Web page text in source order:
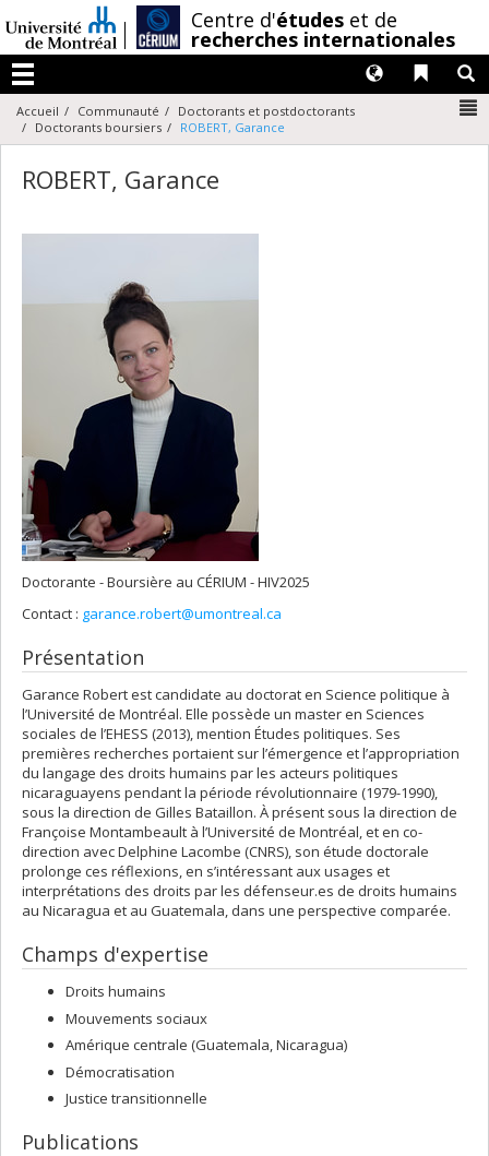
au
contenu
Centre d'études et de
recherches internationales
Menu
Liens
Langues
Accueil Communauté
Doctorants et postdoctorants
Doctorants boursiers
ROBERT, Garance
ROBERT, Garance
Doctorante - Boursière au CÉRIUM - HIV2025
Contact : garance.robert@umontreal.ca
Présentation
Garance Robert est candidate au doctorat en Science politique à
l’Université de Montréal. Elle possède un master en Sciences
sociales de l’EHESS (2013), mention Études politiques. Ses
premières recherches portaient sur l’émergence et l’appropriation
du langage des droits humains par les acteurs politiques
nicaraguayens pendant la période révolutionnaire (1979-1990),
sous la direction de Gilles Bataillon. À présent sous la direction de
Françoise Montambeault à l’Université de Montréal, et en co-
direction avec Delphine Lacombe (CNRS), son étude doctorale
prolonge ces réflexions, en s’intéressant aux usages et
interprétations des droits par les défenseur.es de droits humains
au Nicaragua et au Guatemala, dans une perspective comparée.
Champs d'expertise
Droits humains
Mouvements sociaux
Amérique centrale (Guatemala, Nicaragua)
Démocratisation
Justice transitionnelle
Publications